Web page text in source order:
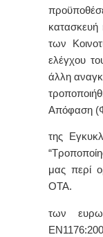
κατασκευή
των
ελέγχου
άλλη
Απόφαση
της
μας περί
ΟΤΑ.
των